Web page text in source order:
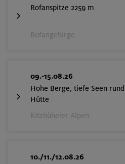
Rofanspitze 2259 m
Rofangebirge
09.-15.08.26
Hohe Berge, tiefe Seen
Hütte
Kitzbüheler Alpen
10./11./12.08.26